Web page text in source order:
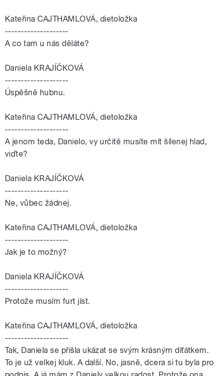
Kateřina CAJTHAMLOVÁ, dietoložka
--------------------
A co tam u nás děláte?
Daniela KRAJÍČKOVÁ
--------------------
Úspěšně hubnu.
Kateřina CAJTHAMLOVÁ, dietoložka
--------------------
A jenom teda, Danielo, vy určitě musíte mít šílenej hlad,
viďte?
Daniela KRAJÍČKOVÁ
--------------------
Ne, vůbec žádnej.
Kateřina CAJTHAMLOVÁ, dietoložka
--------------------
Jak je to možný?
Daniela KRAJÍČKOVÁ
--------------------
Protože musím furt jíst.
Kateřina CAJTHAMLOVÁ, dietoložka
--------------------
Tak, Daniela se přišla ukázat se svým krásným díťátkem.
To je už velkej kluk. A další. No, jasně, dcera si tu byla pro